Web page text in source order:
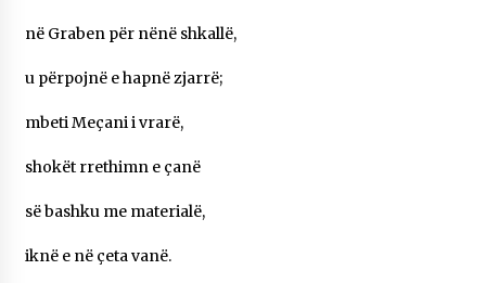
në Graben për nënë shkallë,
u përpojnë e hapnë zjarrë;
mbeti Meçani i vrarë,
shokët rrethimn e çanë
së bashku me materialë,
iknë e në çeta vanë.